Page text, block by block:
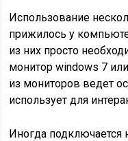
Использование
прижилось у
из них просто
монитор windows 7
из мониторов ведет
использует для
Иногда подключается